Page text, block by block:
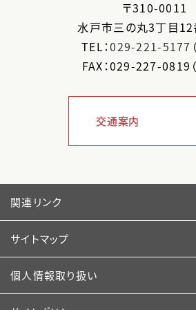
〒310-0011
水戸市三の丸3丁目
TEL：029-221-5177
FAX：029-227-0819（
交通案内
関連リンク
サイトマップ
個人情報取り扱い